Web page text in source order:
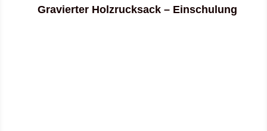
Gravierter Holzrucksack – Einschulung